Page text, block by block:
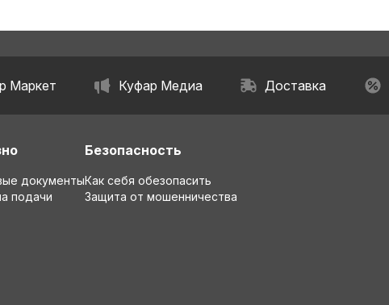
Маркет Куфар Медиа Доставка
документы
подачи
Безопасность
Как себя обезопасить
Защита от мошенничества